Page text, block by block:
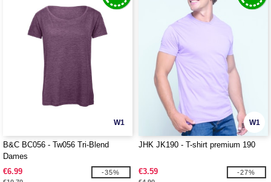
W1
B&C BC056 - Tw056 Tri-Blend
Dames
€6.99
-35%
W1
JHK JK190 - T-shirt premium 190
€3.59 -27%